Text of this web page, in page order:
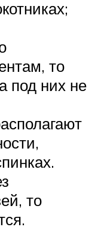
то
под них не
то